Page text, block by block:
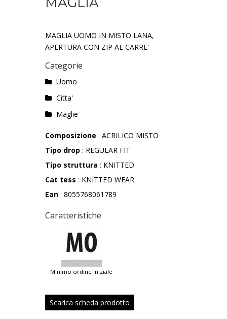
MAGLIA UOMO IN MISTO LANA,
APERTURA CON ZIP AL CARRE'
Categorie
Uomo
Citta'
Maglie
Composizione : ACRILICO MISTO
Tipo drop : REGULAR FIT
Tipo struttura : KNITTED
Cat tess : KNITTED WEAR
Ean : 8055768061789
Caratteristiche
minimo ordine iniziale
Scarica scheda prodotto